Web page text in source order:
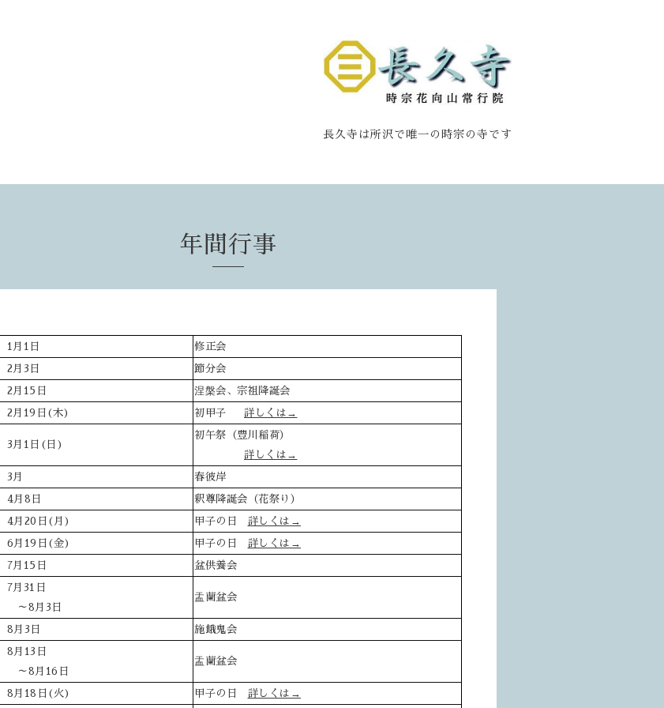
長久寺は所沢で唯一の時宗の寺です
年間行事
1月1日 修正会
2月3日 節分会
2月15日 涅槃会、宗祖降誕会
2月19日(木) 初甲子 詳しくは→
3月1日(日)
初午祭（豊川稲荷）
詳しくは→
3月 春彼岸
4月8日 釈尊降誕会（花祭り）
4月20日(月) 甲子の日 詳しくは→
6月19日(金) 甲子の日 詳しくは→
7月15日 盆供養会
7月31日
～8月3日
盂蘭盆会
8月3日 施餓鬼会
8月13日
～8月16日
盂蘭盆会
8月18日(火) 甲子の日 詳しくは→